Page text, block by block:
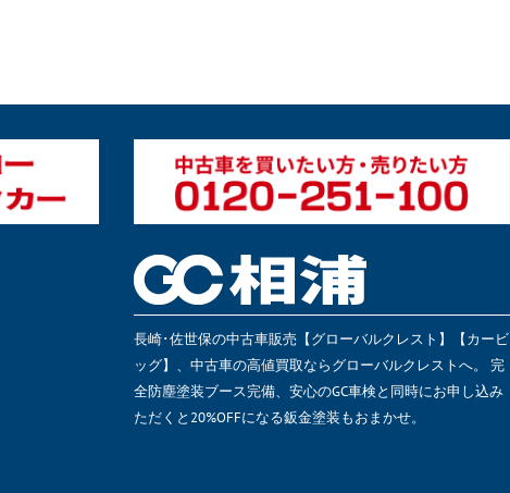
長崎･佐世保の中古車販売【グローバルクレスト】【カービ
ッグ】、中古車の高値買取ならグローバルクレストへ。 完
全防塵塗装ブース完備、安心のGC車検と同時にお申し込み
ただくと20%OFFになる鈑金塗装もおまかせ。